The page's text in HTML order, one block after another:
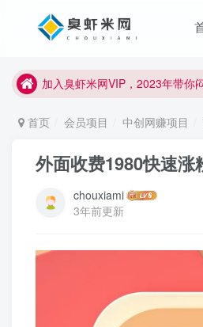
加入臭虾米网VIP，2023年带你
加入臭虾米网VIP，2023年带你
首页 会员项目 中创网赚项目
外面收费1980快速
chouxiami
3年前更新